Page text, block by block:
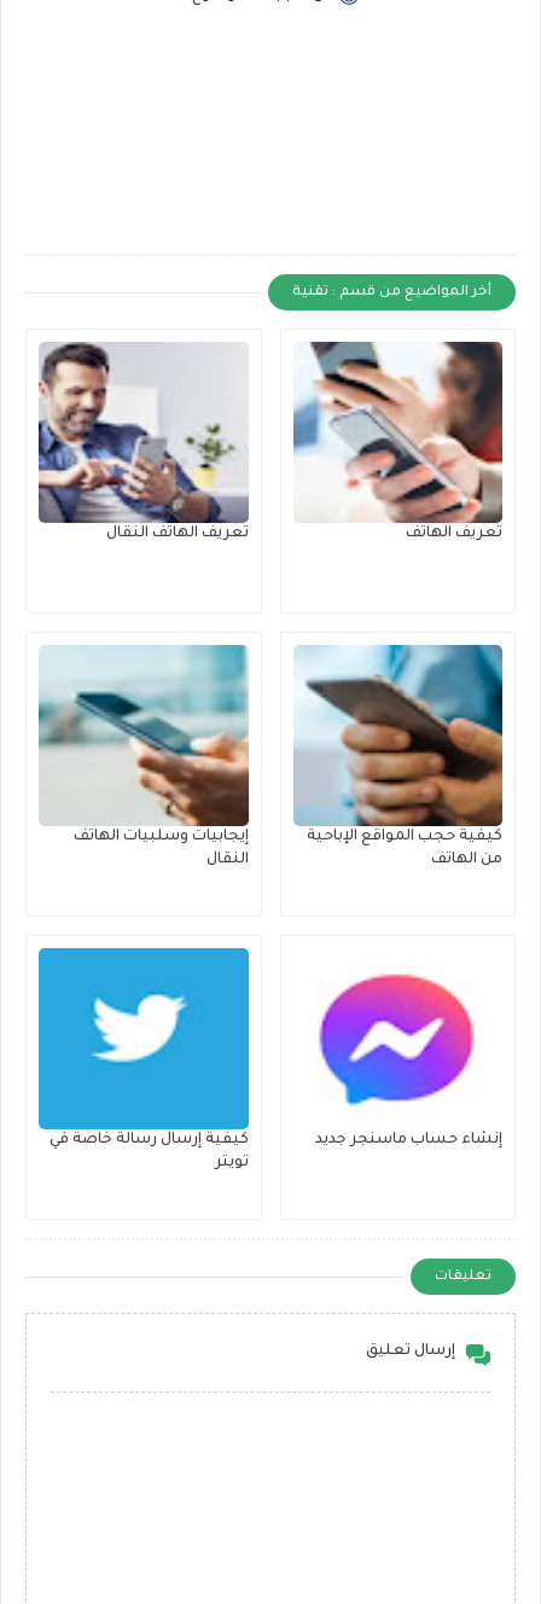
أخر المواضيع من قسم : تقنية
تعريف الهاتف تعريف الهاتف النقال
كيفية حجب المواقع الإباحية
من الهاتف
إيجابيات وسلبيات الهاتف
النقال
إنشاء حساب ماسنجر جديد
كيفية إرسال رسالة خاصة في
تويتر
تعليقات
إرسال تعليق